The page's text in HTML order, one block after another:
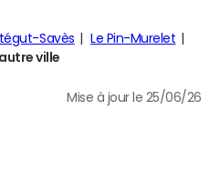
Savès
Le Pin-Murelet
ville
Mise à jour le 25/06/26